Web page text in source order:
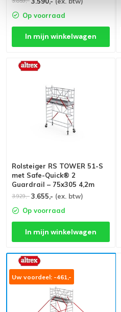
Op voorraad
In mijn winkelwagen
Rolsteiger RS TOWER 51-S
met Safe-Quick® 2
Guardrail – 75x305 4,2m
werkhoogte
3.929,- 3.655,- (ex. btw)
Op voorraad
In mijn winkelwagen
Uw voordeel: -461,-